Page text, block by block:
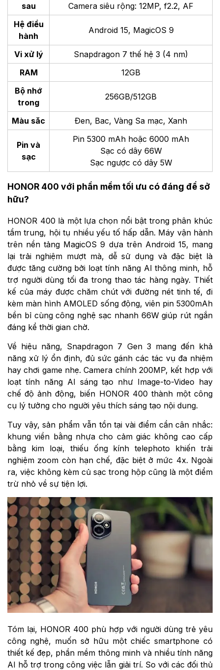
sau
Camera siêu rộng: 12MP, f2.2, AF
Hệ điều
hành
Android 15, MagicOS 9
Vi xử lý
Snapdragon 7 thế hệ 3 (4 nm)
RAM
12GB
Bộ nhớ
trong
256GB/512GB
Màu săc Đen, Bac, Vàng Sa mạc, Xanh
Pin và
sạc
Pin 5300 mAh hoặc 6000 mAh
Sạc có dây 66W
Sạc ngược có dây 5W
HONOR 400 với phần mềm tối ưu có đáng để sở
hữu?
HONOR 400 là một lựa chọn nổi bật trong phân khúc
tầm trung, hội tụ nhiều yếu tố hấp dẫn. Máy vận hành
trên nền tảng MagicOS 9 dựa trên Android 15, mang
lại trải nghiệm mượt mà, dễ sử dụng và đặc biệt là
được tăng cường bởi loạt tính năng AI thông minh, hỗ
trợ người dùng tối đa trong thao tác hàng ngày. Thiết
kế của máy được chăm chút với đường nét tinh tế, đi
kèm màn hình AMOLED sống động, viên pin 5300mAh
bền bỉ cùng công nghệ sạc nhanh 66W giúp rút ngắn
đáng kể thời gian chờ.
Về hiệu năng, Snapdragon 7 Gen 3 mang đến khả
năng xử lý ổn định, đủ sức gánh các tác vụ đa nhiệm
hay chơi game nhẹ. Camera chính 200MP, kết hợp với
loạt tính năng AI sáng tạo như Image-to-Video hay
chế độ ảnh động, biến HONOR 400 thành một công
cụ lý tưởng cho người yêu thích sáng tạo nội dung.
Tuy vậy, sản phẩm vẫn tồn tại vài điểm cần cân nhắc:
khung viền bằng nhựa cho cảm giác không cao cấp
bằng kim loại, thiếu ống kính telephoto khiến trải
nghiệm zoom còn hạn chế, đặc biệt ở mức 4x. Ngoài
ra, việc không kèm củ sạc trong hộp cũng là một điểm
trừ nhỏ về sự tiện lợi.
Tóm lại, HONOR 400 phù hợp với người dùng trẻ yêu
công nghệ, muốn sở hữu một chiếc smartphone có
thiết kế đẹp, phần mềm thông minh và nhiều tính năng
AI hỗ trợ trong công việc lẫn giải trí. So với các đối thủ